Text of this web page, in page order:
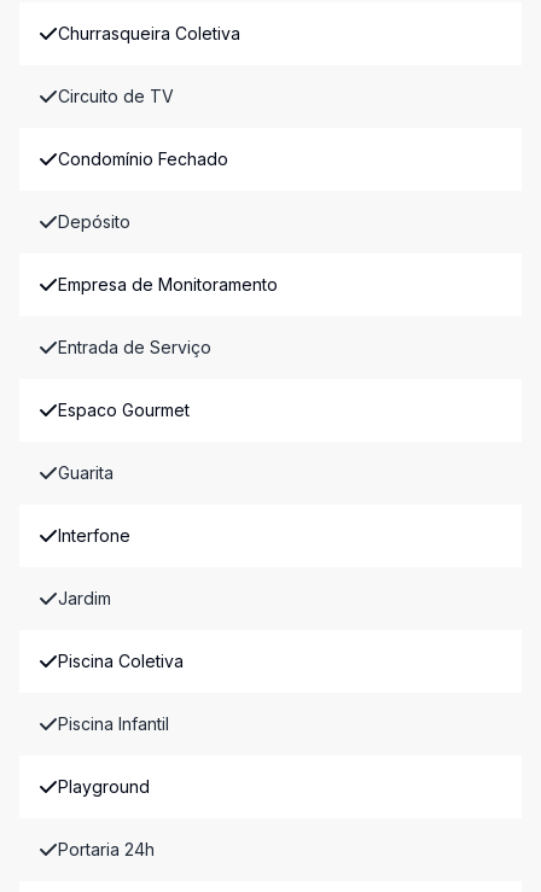
Churrasqueira Coletiva
Circuito de TV
Condomínio Fechado
Depósito
Empresa de Monitoramento
Entrada de Serviço
Espaco Gourmet
Guarita
Interfone
Jardim
Piscina Coletiva
Piscina Infantil
Playground
Portaria 24h